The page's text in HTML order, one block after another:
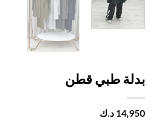
طبي قطن
د.ك